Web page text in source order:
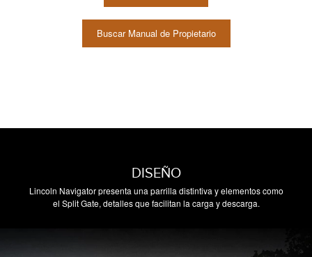
Buscar Manual de Propietario
DISEÑO
Lincoln Navigator presenta una parrilla distintiva y elementos como
el Split Gate, detalles que facilitan la carga y descarga.